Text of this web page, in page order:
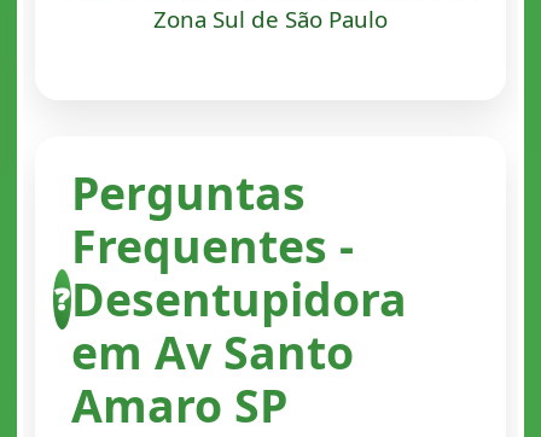
Zona Sul de São Paulo
❓
Perguntas
Frequentes -
Desentupidora
em Av Santo
Amaro SP